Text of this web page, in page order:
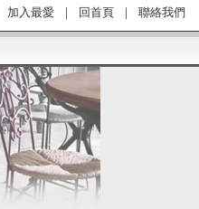
加入最愛 ｜ 回首頁 ｜ 聯絡我們